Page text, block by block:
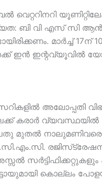
ബി വി എസ് സി
മാര്‍ച്ച് 17ന്
ഇന്‍ ഇന്റവ്യൂവില്‍
അലോപ്പതി
കരാർ വ്യവസ്ഥയിൽ
മുതൽ
സർട്ടിഫിക്കറ്റുകളും
കൊല്ലം